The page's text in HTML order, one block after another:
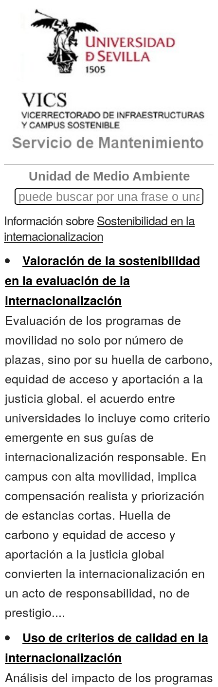
Unidad de Medio Ambiente
Información sobreSostenibilidad en la
internacionalizacion
Valoración de la sostenibilidad
en la evaluación de la
internacionalización
Evaluación de los programas de
movilidad no solo por número de
plazas, sino por su huella de carbono,
equidad de acceso y aportación a la
justicia global. el acuerdo entre
universidades lo incluye como criterio
emergente en sus guías de
internacionalización responsable. En
campus con alta movilidad, implica
compensación realista y priorización
de estancias cortas. Huella de
carbono y equidad de acceso y
aportación a la justicia global
convierten la internacionalización en
un acto de responsabilidad, no de
prestigio....
Uso de criterios de calidad en la
internacionalización
Análisis del impacto de los programas